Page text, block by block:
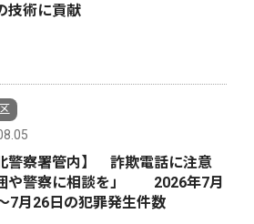
技術に貢献
警察署管内】 詐欺電話に注意
囲や警察に相談を」 2026年7月
7月26日の犯罪発生件数